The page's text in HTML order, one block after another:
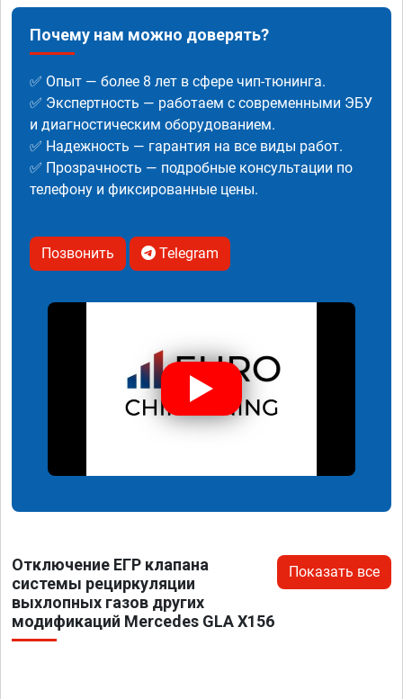
Почему нам можно доверять?
✅ Опыт — более 8 лет в сфере чип-тюнинга.
✅ Экспертность — работаем с современными ЭБУ
и диагностическим оборудованием.
✅ Надежность — гарантия на все виды работ.
✅ Прозрачность — подробные консультации по
телефону и фиксированные цены.
Позвонить Telegram
Отключение ЕГР клапана
системы рециркуляции
выхлопных газов других
модификаций Mercedes GLA X156
Показать все